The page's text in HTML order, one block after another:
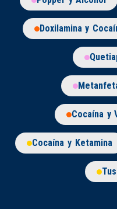
Doxilamina y
Cocaína y
Cocaína y Ketamina